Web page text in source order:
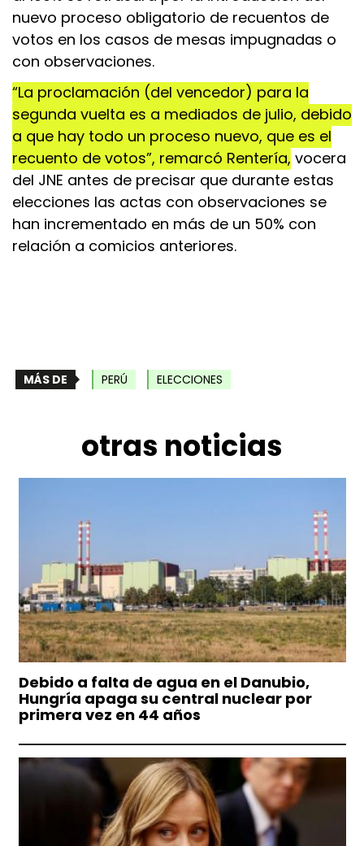
nuevo proceso obligatorio de recuentos de
votos en los casos de mesas impugnadas o
con observaciones.
“La proclamación (del vencedor) para la
segunda vuelta es a mediados de julio, debido
a que hay todo un proceso nuevo, que es el
recuento de votos”, remarcó Rentería, vocera
del JNE antes de precisar que durante estas
elecciones las actas con observaciones se
han incrementado en más de un 50% con
relación a comicios anteriores.
MÁS DE PERÚ ELECCIONES
otras noticias
Debido a falta de agua en el Danubio,
Hungría apaga su central nuclear por
primera vez en 44 años